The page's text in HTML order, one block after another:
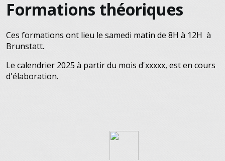
Formations théoriques
Ces formations ont lieu le samedi matin de 8H à 12H à
Brunstatt.
Le calendrier 2025 à partir du mois d'xxxxx, est en cours
d'élaboration.